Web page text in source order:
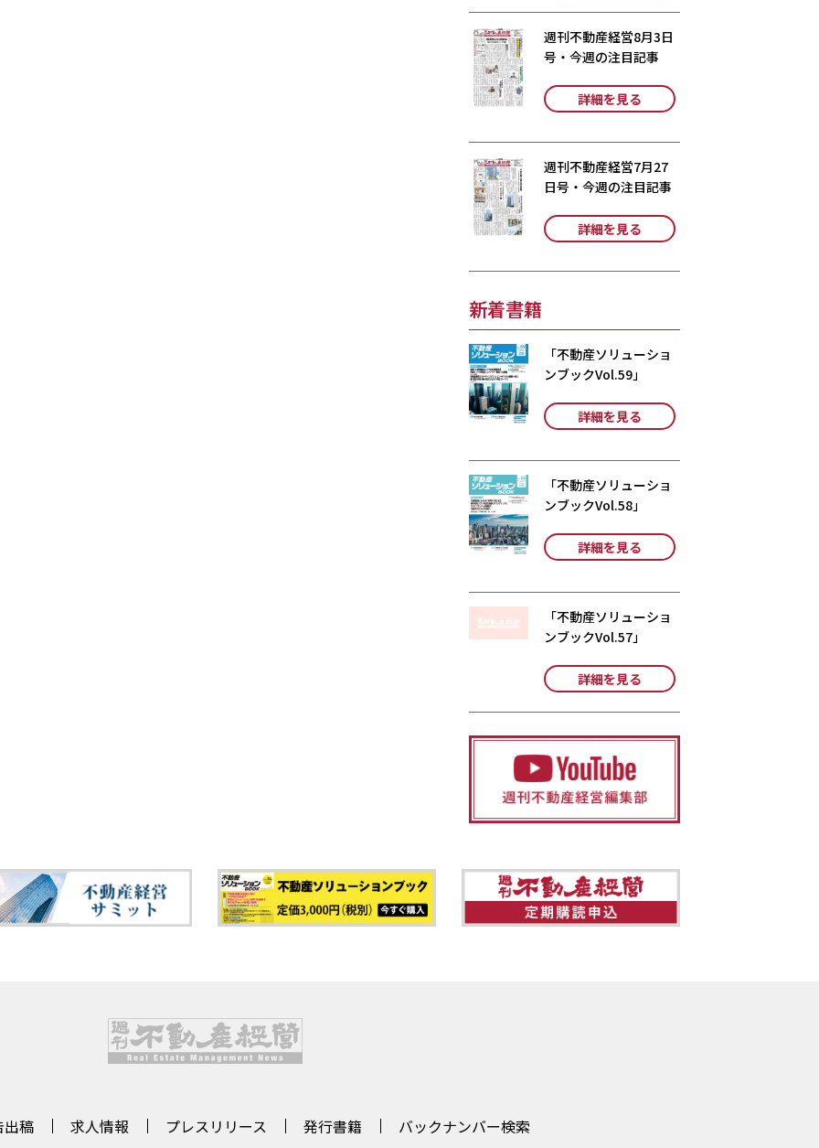
週刊不動産経営8月3日
号・今週の注目記事
詳細を見る
週刊不動産経営7月27
日号・今週の注目記事
詳細を見る
新着書籍
「不動産ソリューショ
ンブックVol.59」
詳細を見る
「不動産ソリューショ
ンブックVol.58」
詳細を見る
「不動産ソリューショ
ンブックVol.57」
詳細を見る
稿 求人情報 プレスリリース 発行書籍 バックナンバー検索